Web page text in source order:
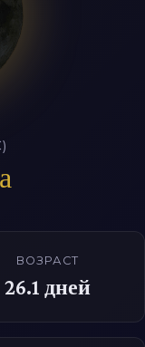
ВОЗРАСТ
26.1 дней